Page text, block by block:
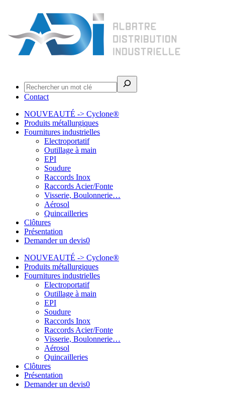
Contact
NOUVEAUTÉ -> Cyclone®
Produits métallurgiques
Fournitures industrielles
Electroportatif
Outillage à main
EPI
Soudure
Raccords Inox
Raccords Acier/Fonte
Visserie, Boulonnerie…
Aérosol
Quincailleries
Clôtures
Présentation
Demander un devis0
NOUVEAUTÉ -> Cyclone®
Produits métallurgiques
Fournitures industrielles
Electroportatif
Outillage à main
EPI
Soudure
Raccords Inox
Raccords Acier/Fonte
Visserie, Boulonnerie…
Aérosol
Quincailleries
Clôtures
Présentation
Demander un devis0